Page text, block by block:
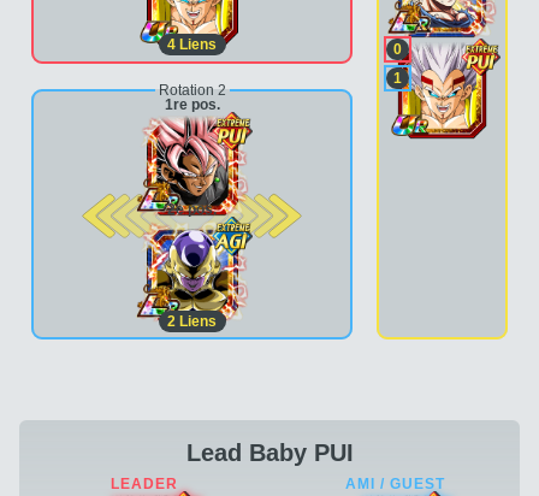
4 Liens
Rotation 2
1re pos.
2e pos.
2 Liens
0
1
Lead Baby PUI